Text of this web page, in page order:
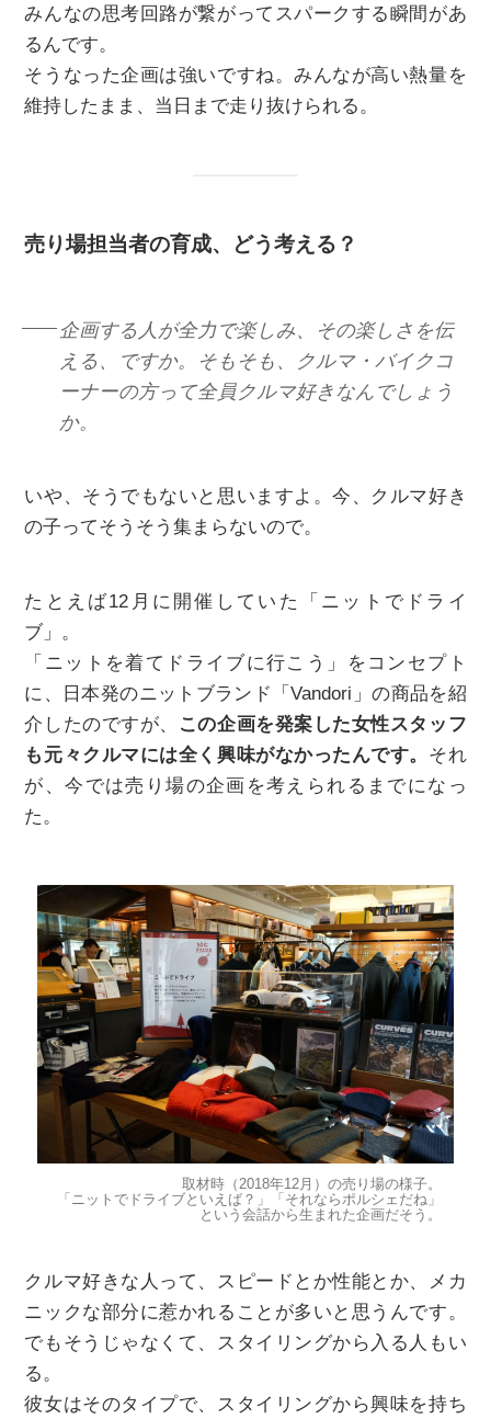
みんなの思考回路が繋がってスパークする瞬間があ
るんです。
そうなった企画は強いですね。みんなが高い熱量を
維持したまま、当日まで走り抜けられる。
売り場担当者の育成、どう考える？
企画する人が全力で楽しみ、その楽しさを伝
える、ですか。そもそも、クルマ・バイクコ
ーナーの方って全員クルマ好きなんでしょう
か。
いや、そうでもないと思いますよ。今、クルマ好き
の子ってそうそう集まらないので。
たとえば12月に開催していた「ニットでドライ
ブ」。
「ニットを着てドライブに行こう」をコンセプト
に、日本発のニットブランド「Vandori」の商品を紹
介したのですが、
この企画を発案した女性スタッフ
も元々クルマには全く興味がなかったんです。 それ
が、今では売り場の企画を考えられるまでになっ
た。
取材時（2018年12月）の売り場の様子。
「ニットでドライブといえば？」「それならポルシェだね」
という会話から生まれた企画だそう。
クルマ好きな人って、スピードとか性能とか、メカ
ニックな部分に惹かれることが多いと思うんです。
でもそうじゃなくて、スタイリングから入る人もい
る。
彼女はそのタイプで、スタイリングから興味を持ち